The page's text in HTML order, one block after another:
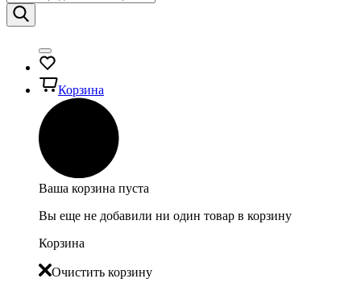
Корзина
Ваша корзина пуста
Вы еще не добавили ни один товар в корзину
Корзина
Очистить корзину